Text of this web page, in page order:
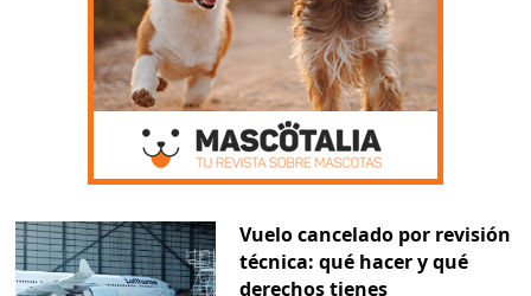
Vuelo cancelado por revisión
técnica: qué hacer y qué
derechos tienes